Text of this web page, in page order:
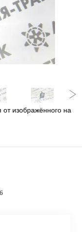
изображённого на